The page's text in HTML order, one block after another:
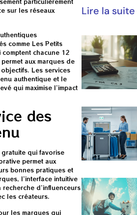
sur les réseaux
comme Les Petits
chacune 12
aux marques de
Les services
authentique et le
qui maximise l’impact
des
gratuite qui favorise
permet aux
bonnes pratiques et
l’interface intuitive
d’influenceurs
les créateurs.
les marques qui
Lire la suite